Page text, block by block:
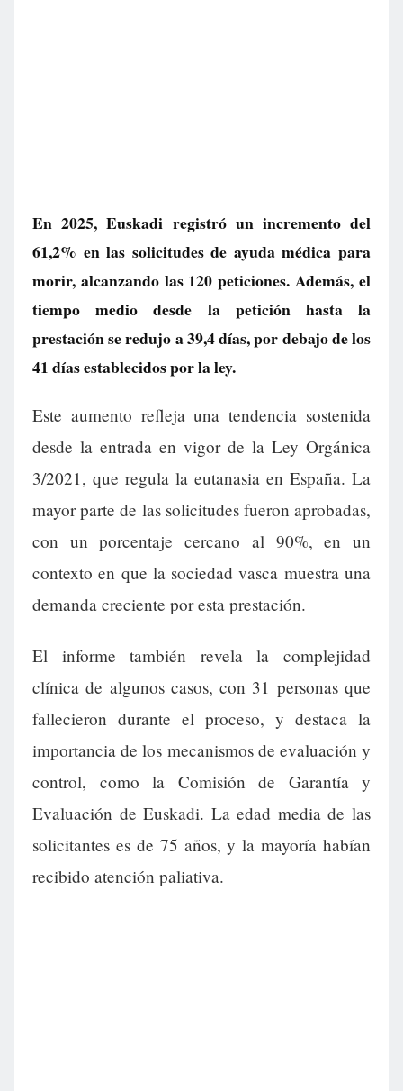
En 2025, Euskadi registró un incremento del
61,2% en las solicitudes de ayuda médica para
morir, alcanzando las 120 peticiones. Además, el
tiempo medio desde la petición hasta la
prestación se redujo a 39,4 días, por debajo de los
41 días establecidos por la ley.
Este aumento refleja una tendencia sostenida
desde la entrada en vigor de la Ley Orgánica
3/2021, que regula la eutanasia en España. La
mayor parte de las solicitudes fueron aprobadas,
con un porcentaje cercano al 90%, en un
contexto en que la sociedad vasca muestra una
demanda creciente por esta prestación.
El informe también revela la complejidad
clínica de algunos casos, con 31 personas que
fallecieron durante el proceso, y destaca la
importancia de los mecanismos de evaluación y
control, como la Comisión de Garantía y
Evaluación de Euskadi. La edad media de las
solicitantes es de 75 años, y la mayoría habían
recibido atención paliativa.